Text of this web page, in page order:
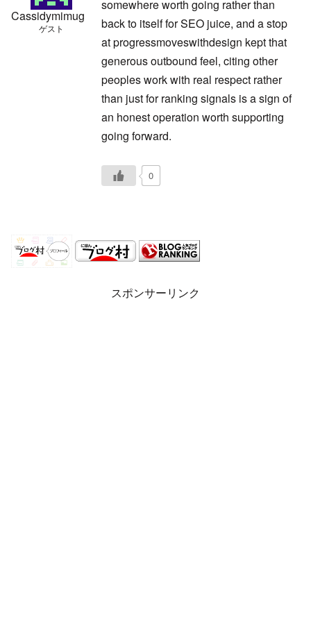
Cassidymimug
ゲスト
somewhere worth going rather than
back to itself for SEO juice, and a stop
atprogressmoveswithdesign kept that
generous outbound feel, citing other
peoples work with real respect rather
than just for ranking signals is a sign of
an honest operation worth supporting
going forward.
0
スポンサーリンク